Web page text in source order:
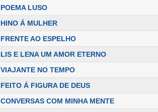
POEMA LUSO
HINO Á MULHER
FRENTE AO ESPELHO
LIS E LENA UM AMOR ETERNO
VIAJANTE NO TEMPO
FEITO Á FIGURA DE DEUS
CONVERSAS COM MINHA MENTE